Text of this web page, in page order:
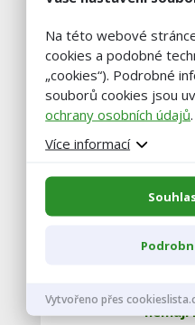
foto: Mendelova
Vstoupit do
Podobné
stavy
nemají
Na této webové
cookies a podobné
„cookies“). Podrobné
souborů cookies jsou
ochrany osobních údajů.
Více informací
Vytvořeno přes